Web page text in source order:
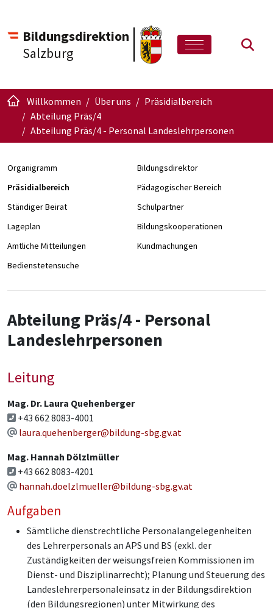
Bildungsdirektion
Salzburg
Willkommen Über uns
Präsidialbereich
Abteilung Präs/4
Abteilung Präs/4 - Personal Landeslehrpersonen
Organigramm
Bildungsdirektor
Präsidialbereich
Pädagogischer Bereich
Ständiger Beirat
Schulpartner
Lageplan
Bildungskooperationen
Amtliche Mitteilungen
Kundmachungen
Bedienstetensuche
Abteilung Präs/4 - Personal
Landeslehrpersonen
Leitung
Mag. Dr. Laura Quehenberger
+43 662 8083-4001
laura.quehenberger@bildung-sbg.gv.at
Mag. Hannah Dölzlmüller
+43 662 8083-4201
hannah.doelzlmueller@bildung-sbg.gv.at
Aufgaben
Sämtliche dienstrechtliche Personalangelegenheiten
des Lehrerpersonals an APS und BS (exkl. der
Zuständigkeiten der weisungsfreien Kommissionen im
Dienst- und Disziplinarrecht); Planung und Steuerung des
Landeslehrerpersonaleinsatz in der Bildungsdirektion
(den Bildungsregionen) unter Mitwirkung des